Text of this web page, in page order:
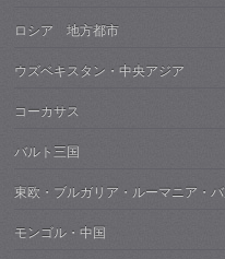
ロシア 地方都市
ウズベキスタン・中央アジア
コーカサス
バルト三国
東欧・ブルガリア・ルーマニア・
モンゴル・中国